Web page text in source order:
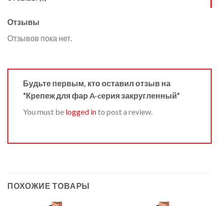
Отзывы
Отзывов пока нет.
Будьте первым, кто оставил отзыв на
“Крепеж для фар A-cерия закругленный”
You must be logged into post a review.
ПОХОЖИЕ ТОВАРЫ